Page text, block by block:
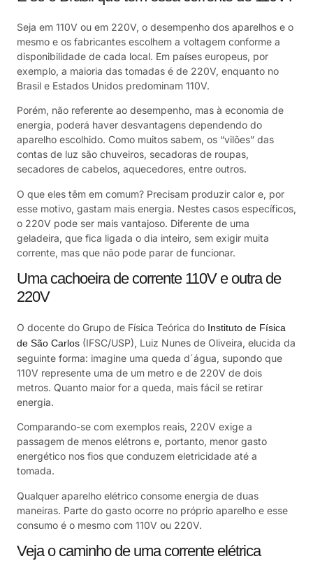
Seja em 110V ou em 220V, o desempenho dos aparelhos e o
mesmo e os fabricantes escolhem a voltagem conforme a
disponibilidade de cada local. Em países europeus, por
exemplo, a maioria das tomadas é de 220V, enquanto no
Brasil e Estados Unidos predominam 110V.
Porém, não referente ao desempenho, mas à economia de
energia, poderá haver desvantagens dependendo do
aparelho escolhido. Como muitos sabem, os “vilões” das
contas de luz são chuveiros, secadoras de roupas,
secadores de cabelos, aquecedores, entre outros.
O que eles têm em comum? Precisam produzir calor e, por
esse motivo, gastam mais energia. Nestes casos específicos,
o 220V pode ser mais vantajoso. Diferente de uma
geladeira, que fica ligada o dia inteiro, sem exigir muita
corrente, mas que não pode parar de funcionar.
Uma cachoeira de corrente 110V e outra de
220V
O docente do Grupo de Física Teórica do Instituto de Física
de São Carlos (IFSC/USP), Luiz Nunes de Oliveira, elucida da
seguinte forma: imagine uma queda d´água, supondo que
110V represente uma de um metro e de 220V de dois
metros. Quanto maior for a queda, mais fácil se retirar
energia.
Comparando-se com exemplos reais, 220V exige a
passagem de menos elétrons e, portanto, menor gasto
energético nos fios que conduzem eletricidade até a
tomada.
Qualquer aparelho elétrico consome energia de duas
maneiras. Parte do gasto ocorre no próprio aparelho e esse
consumo é o mesmo com 110V ou 220V.
Veja o caminho de uma corrente elétrica